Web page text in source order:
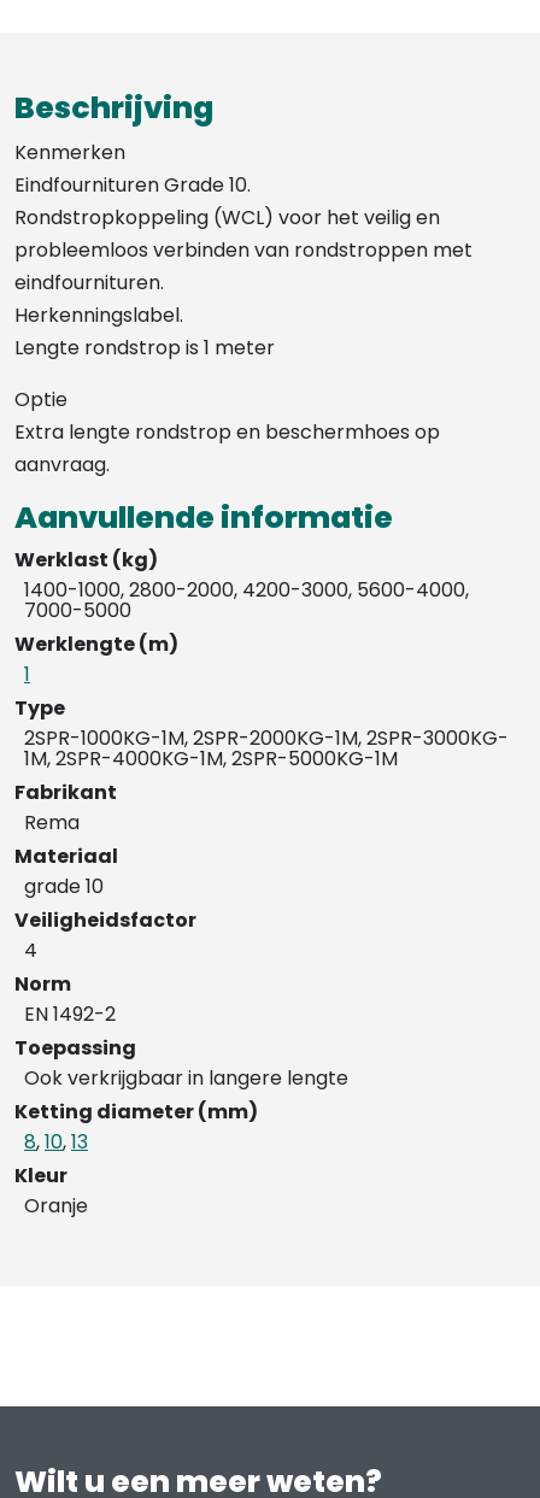
Beschrijving
Kenmerken
Eindfournituren Grade 10.
Rondstropkoppeling (WCL) voor het veilig en
probleemloos verbinden van rondstroppen met
eindfournituren.
Herkenningslabel.
Lengte rondstrop is 1 meter
Optie
Extra lengte rondstrop en beschermhoes op
aanvraag.
Aanvullende informatie
Werklast (kg)
1400-1000, 2800-2000, 4200-3000, 5600-4000,
7000-5000
Werklengte (m)
1
Type
2SPR-1000KG-1M, 2SPR-2000KG-1M, 2SPR-3000KG-
1M, 2SPR-4000KG-1M, 2SPR-5000KG-1M
Fabrikant
Rema
Materiaal
grade 10
Veiligheidsfactor
4
Norm
EN 1492-2
Toepassing
Ook verkrijgbaar in langere lengte
Ketting diameter (mm)
8,10,13
Kleur
Oranje
Wilt u een meer weten?